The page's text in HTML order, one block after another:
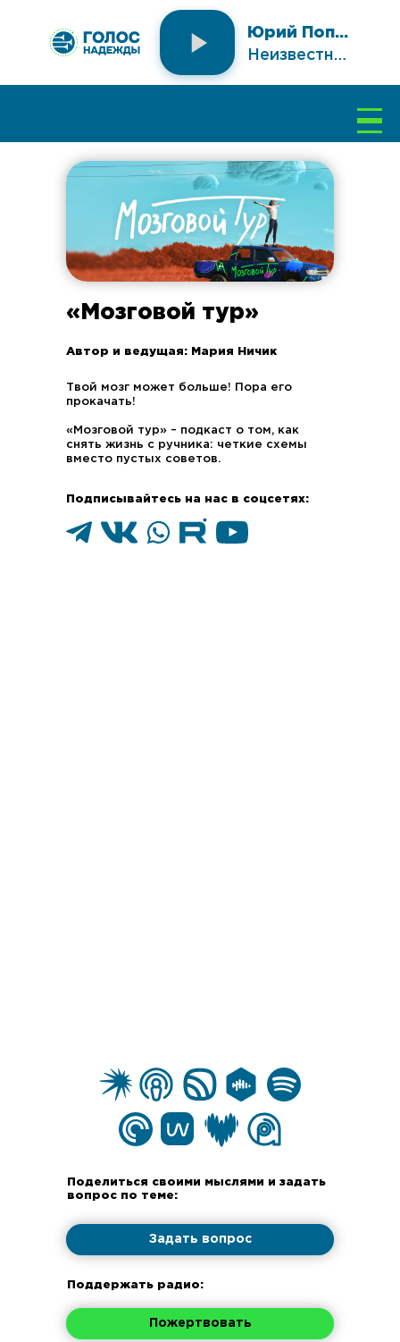
Юрий Поповкин
Неизвестный исполнитель
«Мозговой тур»
Автор и ведущая: Мария Ничик
Подписывайтесь на нас в соцсетях:
Твой мозг может больше! Пора его
прокачать!
«Мозговой тур» – подкаст о том, как
снять жизнь с ручника: четкие схемы
вместо пустых советов.
Пожертвовать
Задать вопрос
Поддержать радио:
Поделиться своими мыслями и задать
вопрос по теме:
Россия, 300012, Тула, ул.
Станиславского, д. 48
Центр «АДРА»
НАШИ ПАРТНЕРЫ
Телеканал
книг»